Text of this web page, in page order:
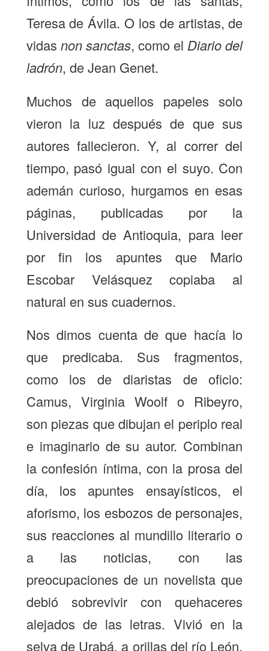
Teresa de Ávila. O los de artistas, de
vidas non sanctas, como el Diario del
ladrón, de Jean Genet.
Muchos de aquellos papeles solo
vieron la luz después de que sus
autores fallecieron. Y, al correr del
tiempo, pasó igual con el suyo. Con
ademán curioso, hurgamos en esas
páginas, publicadas por la
Universidad de Antioquia, para leer
por fin los apuntes que Mario
Escobar Velásquez copiaba al
natural en sus cuadernos.
Nos dimos cuenta de que hacía lo
que predicaba. Sus fragmentos,
como los de diaristas de oficio:
Camus, Virginia Woolf o Ribeyro,
son piezas que dibujan el periplo real
e imaginario de su autor. Combinan
la confesión íntima, con la prosa del
día, los apuntes ensayísticos, el
aforismo, los esbozos de personajes,
sus reacciones al mundillo literario o
a las noticias, con las
preocupaciones de un novelista que
debió sobrevivir con quehaceres
alejados de las letras. Vivió en la
selva de Urabá, a orillas del río León,